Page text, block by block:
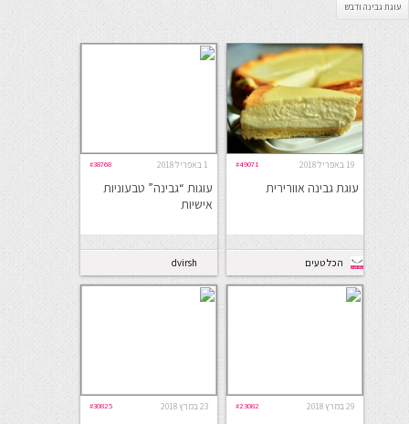
עוגת גבינה ודבש
19 באפריל 2018 #49071
עוגת גבינה אוורירית
הכל טעים
1 באפריל 2018 #38768
עוגות “גבינה” טבעוניות
אישיות
dvirsh
29 במרץ 2018 #23082 23 במרץ 2018 #30825